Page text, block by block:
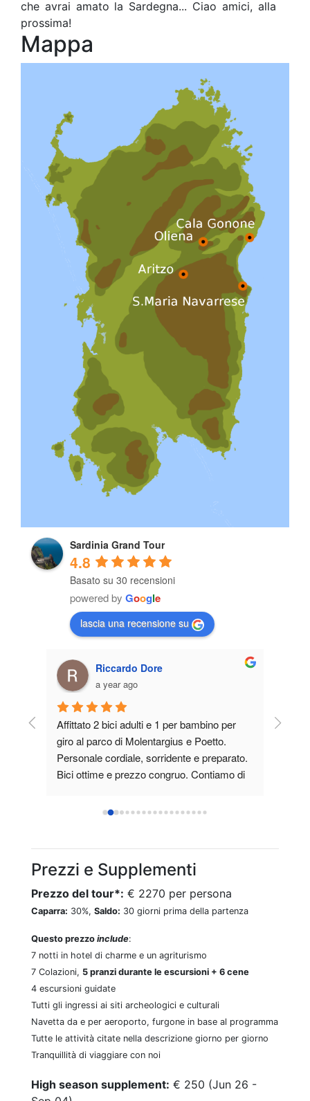
che avrai amato la Sardegna... Ciao amici, alla
prossima!
Mappa
Sardinia Grand Tour
4.8
Basato su 30 recensioni
powered by Google
lascia una recensione su
Riccardo Dore
a year ago
Affittato 2 bici adulti e 1 per bambino per
giro al parco di Molentargius e Poetto.
Personale cordiale, sorridente e preparato.
Bici ottime e prezzo congruo. Contiamo di
giorni. Consigliatissimo!
Prezzi e Supplementi
Prezzo del tour*: € 2270 per persona
Caparra: 30%, Saldo: 30 giorni prima della partenza
Questo prezzo include:
7 notti in hotel di charme e un agriturismo
7 Colazioni, 5 pranzi durante le escursioni + 6 cene
4 escursioni guidate
Tutti gli ingressi ai siti archeologici e culturali
Navetta da e per aeroporto, furgone in base al programma
Tutte le attività citate nella descrizione giorno per giorno
Tranquillità di viaggiare con noi
High season supplement: € 250 (Jun 26 -